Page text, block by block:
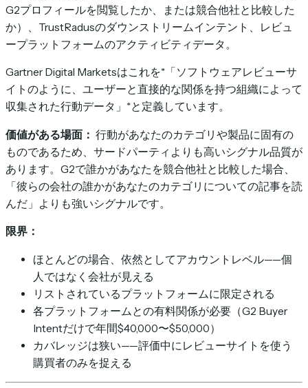
G2プロフィールを閲覧したか、または競合他社と比較した
か）、TrustRadusのダウンストリームインテント、レビュ
ープラットフォームのアクティビティデータ。
Gartner Digital Marketsはこれを*「ソフトウェアレビューサ
イトのように、ユーザーと直接的な関係を持つ組織によって
収集された行動データ」*と定義しています。
価値がある場面： 行動があなたのカテゴリや製品に固有の
ものであるため、サードパーティよりも高いシグナル品質が
あります。G2で誰かがあなたを競合他社と比較した場合、
「彼らの会社の誰かがあなたのカテゴリについての記事を読
んだ」よりも強いシグナルです。
限界：
ほとんどの場合、依然としてアカウントレベル——個
人ではなく会社が見える
リストされているプラットフォームに限定される
各プラットフォームとの有料関係が必要（G2 Buyer
Intentだけで年間$40,000〜$50,000）
カバレッジは狭い——評価中にレビューサイトを使う
購買者のみを捉える